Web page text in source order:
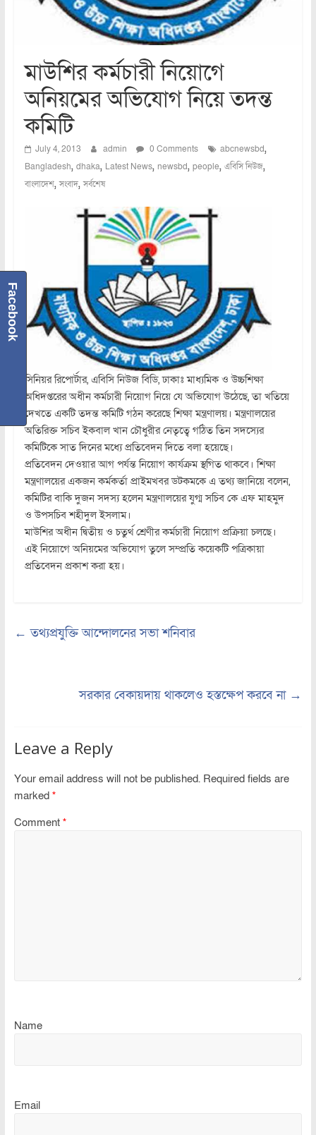
মাউশির কর্মচারী নিয়োগে
অনিয়মের অভিযোগ নিয়ে তদন্ত
কমিটি
July 4, 2013 admin 0 Comments abcnewsbd,
Bangladesh, dhaka, Latest News, newsbd, people, এবিসি নিউজ,
বাংলাদেশ,সংবাদ,সর্বশেষ
সিনিয়র রিপোর্টার, এবিসি নিউজ বিডি, ঢাকাঃ মাধ্যমিক ও উচ্চশিক্ষা
অধিদপ্তরের অধীন কর্মচারী নিয়োগ নিয়ে যে অভিযোগ উঠেছে, তা খতিয়ে
দেখতে একটি তদন্ত কমিটি গঠন করেছে শিক্ষা মন্ত্রণালয়। মন্ত্রণালয়ের
অতিরিক্ত সচিব ইকবাল খান চৌধুরীর নেতৃত্বে গঠিত তিন সদস্যের
কমিটিকে সাত দিনের মধ্যে প্রতিবেদন দিতে বলা হয়েছে।
প্রতিবেদন দেওয়ার আগ পর্যন্ত নিয়োগ কার্যক্রম স্থগিত থাকবে। শিক্ষা
মন্ত্রণালয়ের একজন কর্মকর্তা প্রাইমখবর ডটকমকে এ তথ্য জানিয়ে বলেন,
কমিটির বাকি দুজন সদস্য হলেন মন্ত্রণালয়ের যুগ্ম সচিব কে এফ মাহমুদ
ও উপসচিব শহীদুল ইসলাম।
মাউশির অধীন দ্বিতীয় ও চতুর্থ শ্রেণীর কর্মচারী নিয়োগ প্রক্রিয়া চলছে।
এই নিয়োগে অনিয়মের অভিযোগ তুলে সম্প্রতি কয়েকটি পত্রিকায়া
প্রতিবেদন প্রকাশ করা হয়।
← তথ্যপ্রযুক্তি আন্দোলনের সভা শনিবার
সরকার বেকায়দায় থাকলেও হস্তক্ষেপ করবে না →
Leave a Reply
Your email address will not be published. Required fields are
marked *
Comment *
Name
Email
Facebook